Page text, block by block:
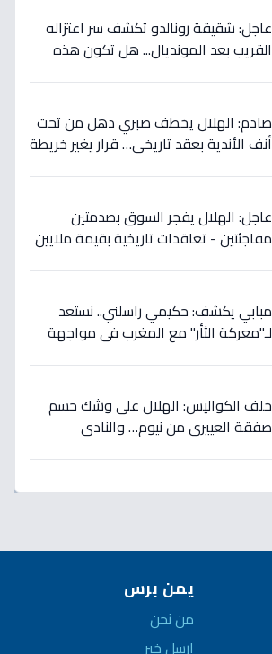
عاجل: شقيقة رونالدو تكشف سر اعتزاله
القريب بعد المونديال... هل تكون هذه
صادم: الهلال يخطف صبري دهل من تحت
أنف الأندية بعقد تاريخي… قرار يغير خريطة
عاجل: الهلال يفجر السوق بصدمتين
مفاجئتين - تعاقدات تاريخية بقيمة ملايين
مبابي يكشف: حكيمي راسلني.. نستعد
لـ"معركة الثأر" مع المغرب في مواجهة
خلف الكواليس: الهلال على وشك حسم
صفقة العييري من نيوم… والنادي
يمن برس
من نحن
ارسل خبر